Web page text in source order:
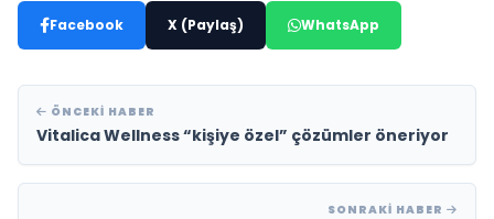
Facebook X (Paylaş) WhatsApp
ÖNCEKI HABER
Vitalica Wellness “kişiye özel” çözümler öneriyor
SONRAKI HABER